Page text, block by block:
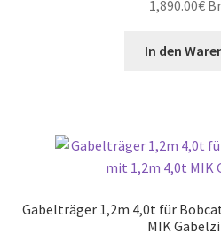
1,890.00€
In den
Gabelträger 1,2m 4,0t für
MIK